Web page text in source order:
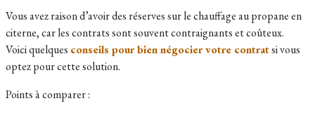
Vous avez raison d’avoir des réserves sur le chauffage au propane en
citerne, car les contrats sont souvent contraignants et coûteux.
Voici quelques conseils pour bien négocier votre contratsi vous
optez pour cette solution.
Points à comparer :